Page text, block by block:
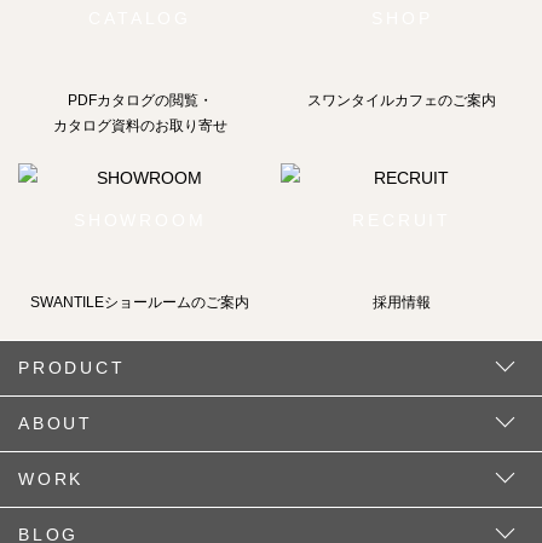
PDFカタログの閲覧・
カタログ資料のお取り寄せ
スワンタイルカフェのご案内
SWANTILEショールームのご案内 採用情報
PRODUCT
ABOUT
WORK
BLOG